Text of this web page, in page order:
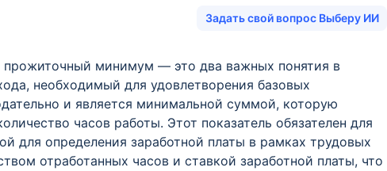
Задать свой вопрос Выберу ИИ
минимум — это два важных понятия в
необходимый для удовлетворения базовых
и является минимальной суммой, которую
часов работы. Этот показатель обязателен для
для определения заработной платы в рамках трудовых
отработанных часов и ставкой заработной платы, что